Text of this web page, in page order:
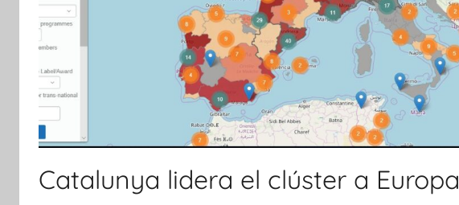
Catalunya lidera el clúster a Europa